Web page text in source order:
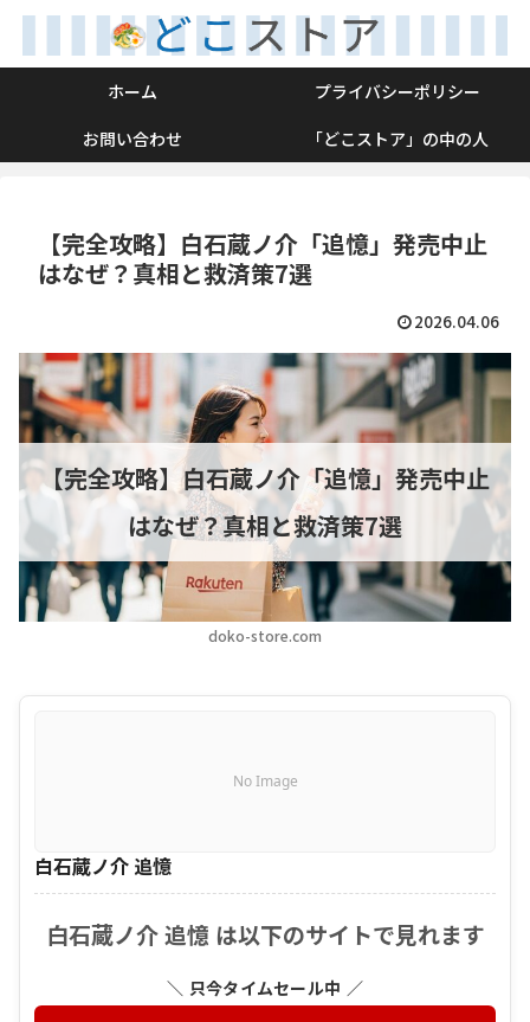
ホーム
プライバシーポリシー
お問い合わせ
「どこストア」の中の人
【完全攻略】白石蔵ノ介「追憶」発売中止
はなぜ？真相と救済策7選
2026.04.06
doko-store.com
【完全攻略】白石蔵ノ介「追憶」発売中止
はなぜ？真相と救済策7選
No Image
白石蔵ノ介 追憶
白石蔵ノ介 追憶 は以下のサイトで見れます
＼ 只今タイムセール中 ／